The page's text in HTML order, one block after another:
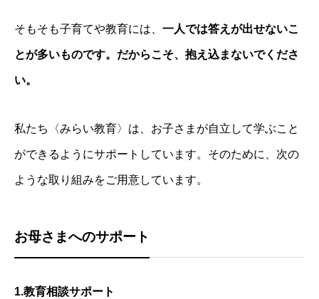
そもそも子育てや教育には、 一人では答えが出せないこ
とが多いものです。だからこそ、抱え込まないでくださ
い。
私たち〈みらい教育〉は、お子さまが自立して学ぶこと
ができるようにサポートしています。そのために、次の
ような取り組みをご用意しています。
お母さまへのサポート
1.教育相談サポート